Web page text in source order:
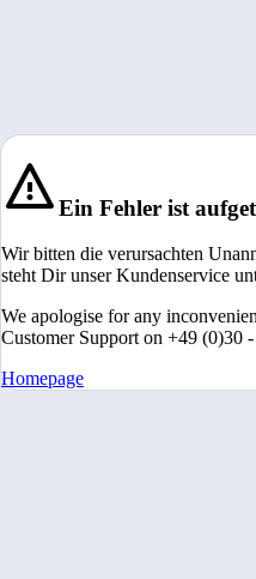
Ein Fehler ist
Wir bitten die verursachten
steht Dir unser Kundenservice
We apologise for any
Customer Support on +49 (0)30
Homepage